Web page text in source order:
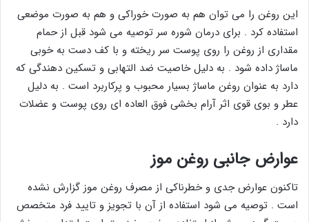
این روغن را می توان هم به صورت خوراکی و هم به صورت موضعی
استفاده کرد . برای درمان شوره سر توصیه می شود قبل از حمام
مقداری از روغن را روی پوست سر ریخته و با کف دست به خوبی
ماساژ داده شود . به دلیل خاصیت ضد التهابی و تسکین دهندگی که
دارد به عنوان روغن ماساژ بسیار محبوب و پرکاربرد است . به دلیل
عطر و بوی قوی اثر آرام بخشی فوق العاده ای روی پوست و عضلات
دارد .
عوارض جانبی روغن موز
تاکنون عوارض جدی و خطرناکی از مصرف روغن موز گزارش نشده
است . توصیه می شود استفاده از آن با تجویز و تایید فرد متخصص